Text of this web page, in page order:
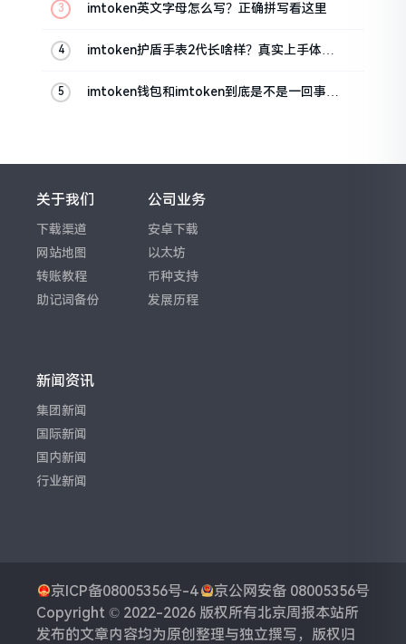
imtoken英文字母怎么写？正确拼写看这里
imtoken护盾手表2代长啥样？真实上手体验
imtoken钱包和imtoken到底是不是一回事？
关于我们
下载渠道
网站地图
转账教程
助记词备份
公司业务
安卓下载
以太坊
币种支持
发展历程
新闻资讯
集团新闻
国际新闻
国内新闻
行业新闻
京ICP备08005356号-4
京公网安备 08005356号
Copyright © 2022-2026 版权所有北京周报本站所
发布的文章内容均为原创整理与独立撰写，版权归